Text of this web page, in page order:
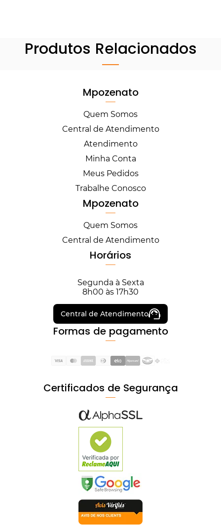
Produtos Relacionados
Mpozenato
Quem Somos
Central de Atendimento
Atendimento
Minha Conta
Meus Pedidos
Trabalhe Conosco
Mpozenato
Quem Somos
Central de Atendimento
Horários
Segunda à Sexta
8h00 às 17h30
Central de Atendimento
Formas de pagamento
Certificados de Segurança